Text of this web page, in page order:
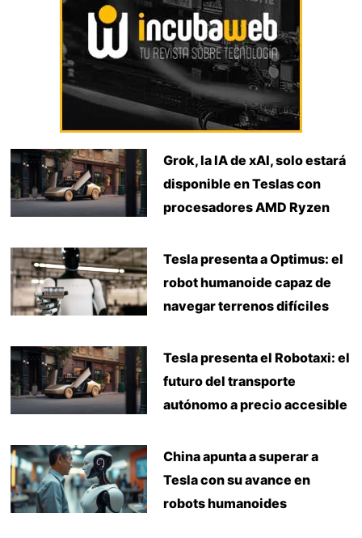
Grok, la IA de xAI, solo estará
disponible en Teslas con
procesadores AMD Ryzen
Tesla presenta a Optimus: el
robot humanoide capaz de
navegar terrenos difíciles
Tesla presenta el Robotaxi: el
futuro del transporte
autónomo a precio accesible
China apunta a superar a
Tesla con su avance en
robots humanoides